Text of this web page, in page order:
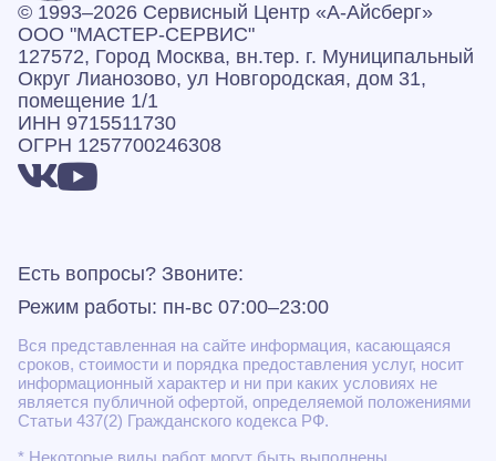
© 1993–2026 Сервисный Центр «А‑Айсберг»
ООО "МАСТЕР-СЕРВИС"
127572, Город Москва, вн.тер. г. Муниципальный
Округ Лианозово, ул Новгородская, дом 31,
помещение 1/1
ИНН 9715511730
ОГРН 1257700246308
Есть вопросы? Звоните:
Режим работы: пн-вс 07:00–23:00
Вся представленная на сайте информация, касающаяся
сроков, стоимости и порядка предоставления услуг, носит
информационный характер и ни при каких условиях не
является публичной офертой, определяемой положениями
Статьи 437(2) Гражданского кодекса РФ.
* Некоторые виды работ могут быть выполнены